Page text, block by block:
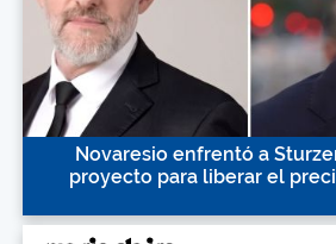
Novaresio enfrentó a
proyecto para liberar el